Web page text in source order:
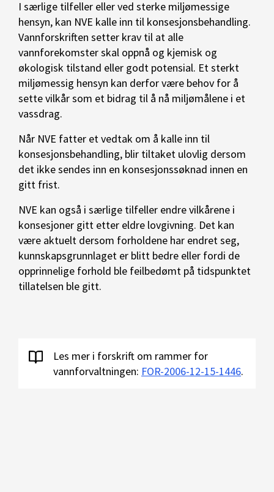
I særlige tilfeller eller ved sterke miljømessige
hensyn, kan NVE kalle inn til konsesjonsbehandling.
Vannforskriften setter krav til at alle
vannforekomster skal oppnå og kjemisk og
økologisk tilstand eller godt potensial. Et sterkt
miljømessig hensyn kan derfor være behov for å
sette vilkår som et bidrag til å nå miljømålene i et
vassdrag.
Når NVE fatter et vedtak om å kalle inn til
konsesjonsbehandling, blir tiltaket ulovlig dersom
det ikke sendes inn en konsesjonssøknad innen en
gitt frist.
NVE kan også i særlige tilfeller endre vilkårene i
konsesjoner gitt etter eldre lovgivning. Det kan
være aktuelt dersom forholdene har endret seg,
kunnskapsgrunnlaget er blitt bedre eller fordi de
opprinnelige forhold ble feilbedømt på tidspunktet
tillatelsen ble gitt.
Les mer i forskrift om rammer for
vannforvaltningen: FOR-2006-12-15-1446.